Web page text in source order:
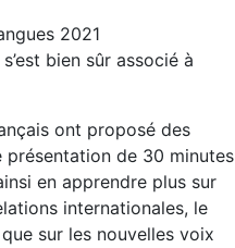
bien sûr associé à
ont proposé des
présentation de 30 minutes
en apprendre plus sur
internationales, le
sur les nouvelles voix